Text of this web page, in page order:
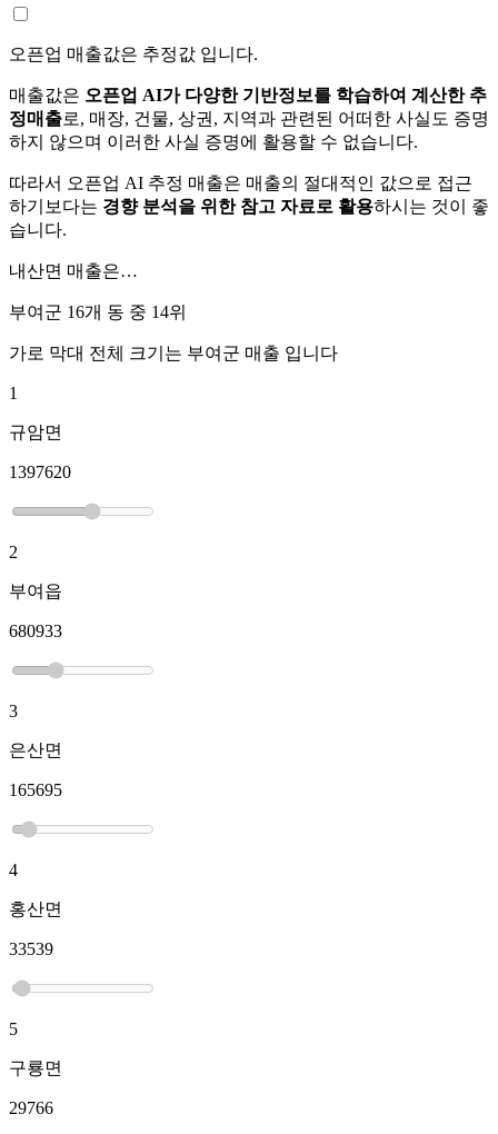
오픈업 매출값은 추정값 입니다.
매출값은 오픈업 AI가 다양한 기반정보를 학습하여 계산한 추
정매출로, 매장, 건물, 상권, 지역과 관련된 어떠한 사실도 증명
하지 않으며 이러한 사실 증명에 활용할 수 없습니다.
따라서 오픈업 AI 추정 매출은 매출의 절대적인 값으로 접근
하기보다는 경향 분석을 위한 참고 자료로 활용하시는 것이 좋
습니다.
내산면 매출은…
부여군 16개 동 중 14위
가로 막대 전체 크기는 부여군 매출 입니다
1
규암면
1397620
2
부여읍
680933
3
은산면
165695
4
홍산면
33539
5
구룡면
29766